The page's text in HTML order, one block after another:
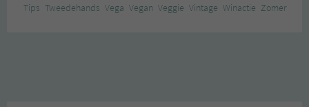
Tips Tweedehands Vega Vegan Veggie Vintage Winactie Zomer